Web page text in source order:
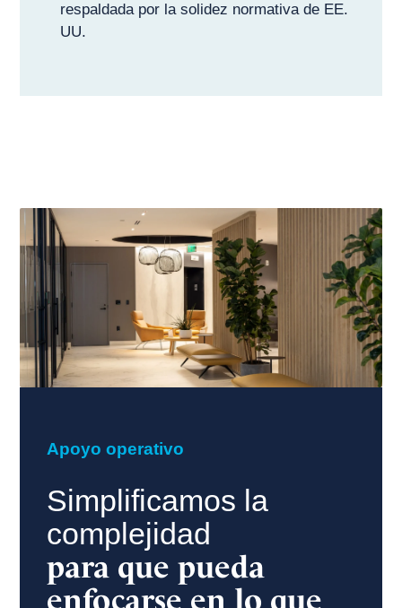
respaldada por la solidez normativa de EE.
UU.
Apoyo operativo
Simplificamos la
complejidad
para que pueda
enfocarse en lo que